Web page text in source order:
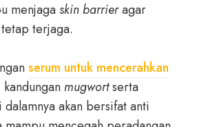
menjagaskin barrieragar
terjaga.
serum untuk mencerahkan
mugwortserta
dalamnya akan bersifat anti